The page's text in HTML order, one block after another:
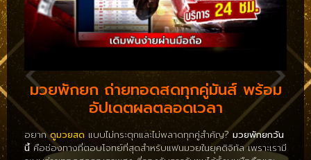
มวยพักยก ถ่ายทอดสดทุกคู่มันส์ พร้อม
อัปเดตผลตลอดเวลา
อยากดูมวยสด แบบไม่กระตุกและไม่พลาดทุกคู่สำคัญ?มวยพักยกวัน
นี้คือช่องทางที่ตอบโจทย์ที่สุดสำหรับแฟนมวยในยุคดิจิทัล เพราะเรามี